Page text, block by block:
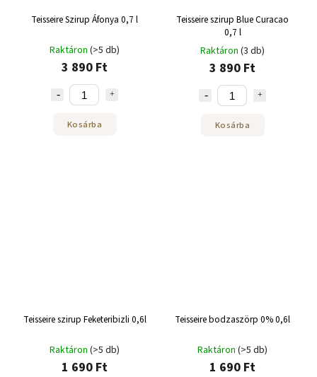
Teisseire Szirup Áfonya 0,7 l
Raktáron (>5 db)
3 890 Ft
Kosárba
Teisseire szirup Blue Curacao
0,7 l
Raktáron (3 db)
3 890 Ft
Kosárba
Teisseire szirup Feketeribizli 0,6l
Raktáron (>5 db)
1 690 Ft
Teisseire bodzaszörp 0% 0,6l
Raktáron (>5 db)
1 690 Ft